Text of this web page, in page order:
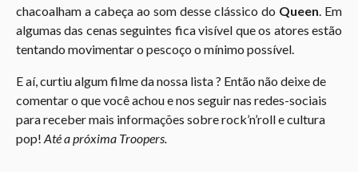
chacoalham a cabeça ao som desse clássico do Queen . Em
algumas das cenas seguintes fica visível que os atores estão
tentando movimentar o pescoço o mínimo possível.
E aí, curtiu algum filme da nossa lista ? Então não deixe de
comentar o que você achou e nos seguir nas redes-sociais
para receber mais informações sobre rock’n’roll e cultura
pop! Até a próxima Troopers.